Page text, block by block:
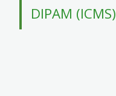
DIPAM (ICMS)